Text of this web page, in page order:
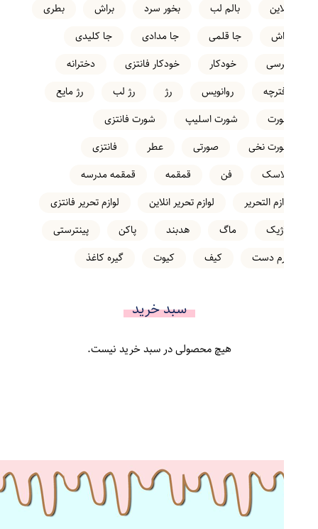
انلاین
بالم لب بخور سرد براش
بطری
تراش
جا قلمی جا مدادی
جا کلیدی
خرسی
خودکار خودکار فانتزی
دخترانه
دفترچه
روانویس رژ رژ لب
رژ مایع
شورت
شورت اسلیپ
شورت فانتزی
شورت نخی
صورتی عطر
فانتزی
فلاسک
فن قمقمه
قمقمه مدرسه
لوازم التحریر
لوازم تحریر انلاین
لوازم تحریر فانتزی
ماژیک
ماگ هدبند پاکن
پینترستی
کرم دست
کیف کیوت گیره کاغذ
سبد خرید
هیچ محصولی در سبد خرید نیست.